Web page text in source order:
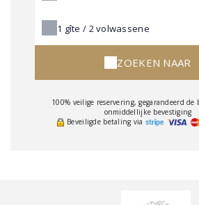
1 gîte / 2volwassene
ZOEKEN NAAR
100% veilige reservering, gegarandeerd de
onmiddellijke bevestiging
Beveiligde betaling via